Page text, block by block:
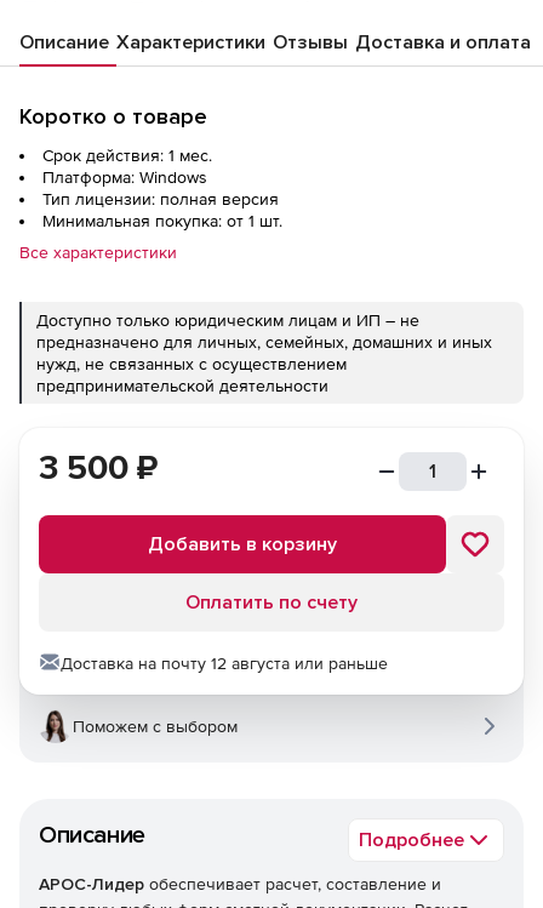
Описание Характеристики Отзывы Доставка и оплата
Коротко о товаре
Срок действия: 1 мес.
Платформа: Windows
Тип лицензии: полная версия
Минимальная покупка: от 1 шт.
Все характеристики
Доступно только юридическим лицам и ИП – не
предназначено для личных, семейных, домашних и иных
нужд, не связанных с осуществлением
предпринимательской деятельности
Описание Подробнее
АРОС-Лидер обеспечивает расчет, составление и
3 500 ₽
Добавить в корзину
Оплатить по счету
Доставка на почту 12 августа или раньше
Поможем с выбором